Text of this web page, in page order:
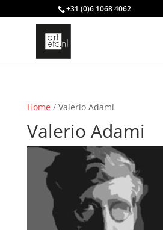
+31 (0)6 1068 4062
Home/ Valerio Adami
Valerio Adami